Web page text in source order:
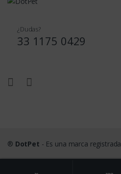
¿Dudas?
33 1175 0429
® DotPet - Es una marca registrada